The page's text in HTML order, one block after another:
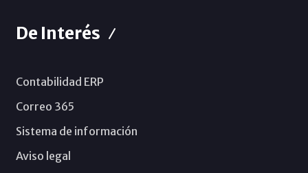
De Interés
Contabilidad ERP
Correo 365
Sistema de información
Aviso legal